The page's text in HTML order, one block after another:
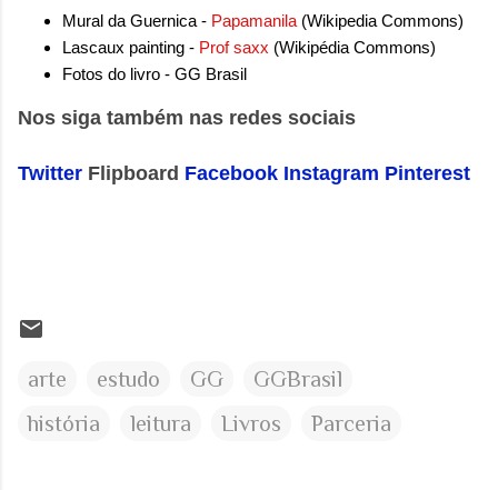
Mural da Guernica - Papamanila (Wikipedia Commons)
Lascaux painting - Prof saxx (Wikipédia Commons)
Fotos do livro - GG Brasil
Nos siga também nas redes sociais
Twitter Flipboard Facebook Instagram Pinterest
arte estudo GG
GGBrasil
história
leitura Livros Parceria